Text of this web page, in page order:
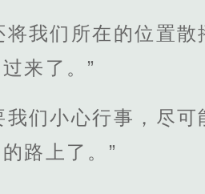
将我们所在的位置
来了。”
我们小心行事，尽
路上了。”